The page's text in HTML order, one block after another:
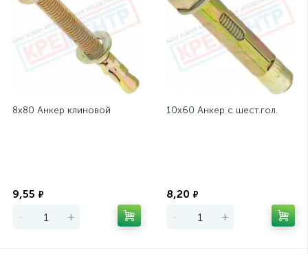
8х80 Анкер клиновой
9,55 ₽
- +
10х60 Анкер с шест.гол.
8,20 ₽
- +